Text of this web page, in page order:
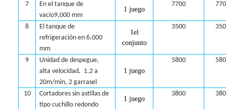
7
En el tanque de
vacío9,000 mm
1 juego
7700
8
El tanque de
refrigeración en 6.000
mm
1el
conjunto
3500
9
Unidad de despegue,
alta velocidad, 1.2 a
20m/min, 2 garrasel
1 juego
5800
10 Cortadores sin astillas de
tipo cuchillo redondo
1 juego
3800